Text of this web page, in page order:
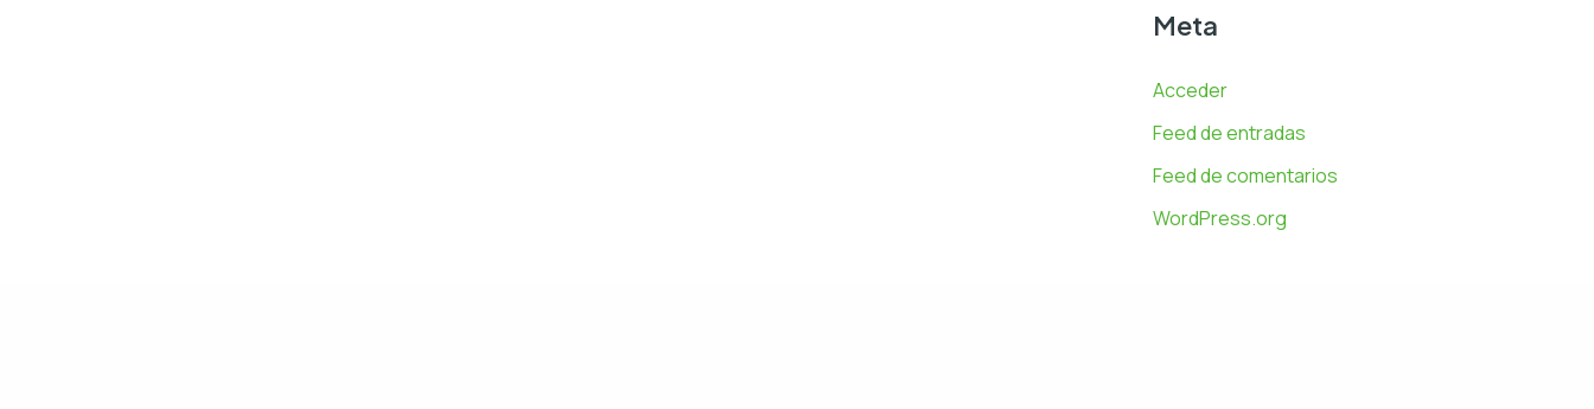
Meta
Acceder
Feed de entradas
Feed de comentarios
WordPress.org